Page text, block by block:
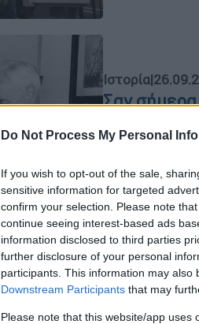
Do Not Process My Personal
If you wish to opt-out of the sale,
sensitive information for targeted
confirm your selection. Please note
continue seeing interest-based ads
information disclosed to third parties
further disclosure of your personal
participants. This information may
Downstream Participants that may
Please note that this website/app
Ιστορία|
Σαν σήμερα
σπουδαία
28
Αλεξάντερ
κάτι που θα